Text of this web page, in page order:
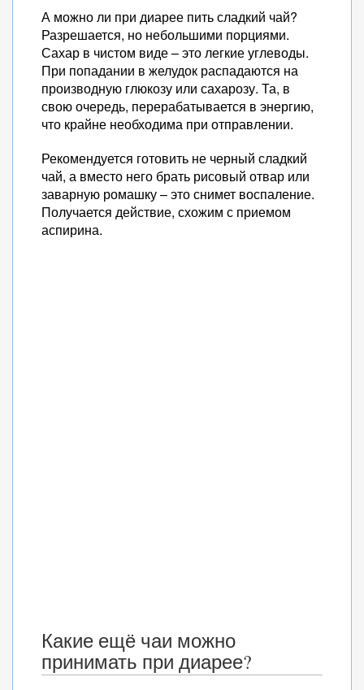
А можно ли при диарее пить сладкий чай?
Разрешается, но небольшими порциями.
Сахар в чистом виде – это легкие углеводы.
При попадании в желудок распадаются на
производную глюкозу или сахарозу. Та, в
свою очередь, перерабатывается в энергию,
что крайне необходима при отправлении.
Рекомендуется готовить не черный сладкий
чай, а вместо него брать рисовый отвар или
заварную ромашку – это снимет воспаление.
Получается действие, схожим с приемом
аспирина.
Какие ещё чаи можно
принимать при диарее?